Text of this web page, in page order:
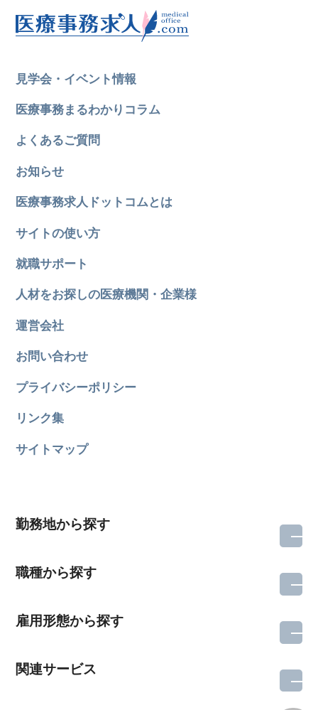
見学会・イベント情報
医療事務まるわかりコラム
よくあるご質問
お知らせ
医療事務求人ドットコムとは
サイトの使い方
就職サポート
人材をお探しの医療機関・企業様
運営会社
お問い合わせ
プライバシーポリシー
リンク集
サイトマップ
勤務地から探す
職種から探す
雇用形態から探す
関連サービス